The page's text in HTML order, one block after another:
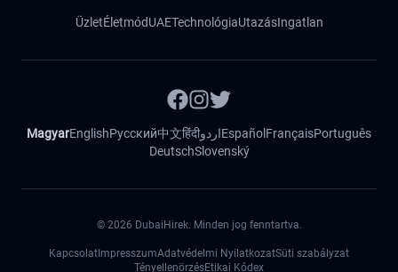
ÜzletÉletmódUAETechnológiaUtazásIngatlan
MagyarEnglishРусский中文हिंदीاردوEspañol FrançaisPortuguês
DeutschSlovenský
© 2026 DubaiHirek. Minden jog fenntartva.
Kapcsolat ImpresszumAdatvédelmi NyilatkozatSüti szabályzat
TényellenörzésEtikai Kódex